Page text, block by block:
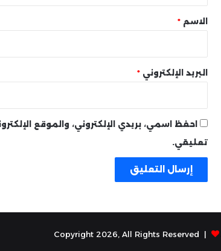
* الاسم *
البريد الإلكتروني *
احفظ اسمي، بريدي الإلكتروني، والموقع
تعليقي.